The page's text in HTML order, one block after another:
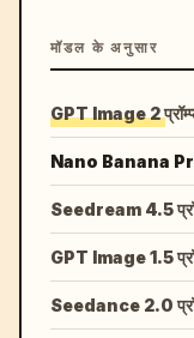
मॉडल के अनुसार
GPT Image 2
Nano Banana Pro
Seedream 4.5
GPT Image 1.5
Seedance 2.0